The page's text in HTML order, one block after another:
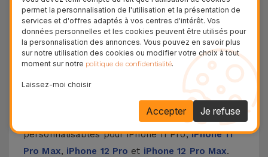
élégantes et la possibilité d'incorporer un mot
jusqu'à 6 caractères. Vous pouvez également
choisir la couleur des lettres : or, argent ou sans
couleur. Si vous préférez, vous pouvez
simplement laisser vos initiales, donnant ainsi
une touche moderne à votre iPhone.
Découvrez chez iServices nos coques
personnalisables pouriPhone 11 Pro,iPhone 11
Pro Max, iPhone 12 Pro et iPhone 12 Pro Max.
permet la personnalisation de l'utilisation et la présentation de
services et d'offres adaptés à vos centres d'intérêt. Vos
données personnelles et les cookies peuvent être utilisés pour
la personnalisation des annonces. Vous pouvez en savoir plus
sur notre utilisation des cookies ou modifier votre choix à tout
moment sur notre politique de confidentialité.
Laissez-moi choisir
Je refuse
Accepter